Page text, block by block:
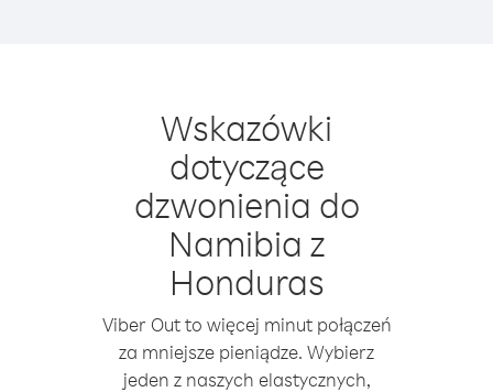
Wskazówki
dotyczące
dzwonienia do
Namibia z
Honduras
Viber Out to więcej minut połączeń
za mniejsze pieniądze. Wybierz
jeden z naszych elastycznych,